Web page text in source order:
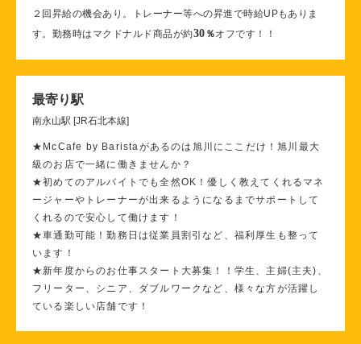
２回昇給の機会あり。トレーナー等への昇進で時給UPもありま
す。勤務時はマクドナルド商品が約30 ％オフです！！
最寄り駅
南永山駅 [JR石北本線]
★McCafe by Baristaがあるのは旭川にここだけ！旭川最大
級のお店で一緒に働きませんか？
★初めてのアルバイトでも全然OK！優しく教えてくれるマネ
ージャーやトレーナーが出来るようになるまでサポートして
くれるので安心して働けます！
★車通勤可能！勤務日は従業員割引など、福利厚生も整って
います！
★新年度からのお仕事スタート大募集！！学生、主婦(主夫)、
フリーター、シニア、ダブルワークなど、様々な方が活躍し
ている楽しい店舗です！